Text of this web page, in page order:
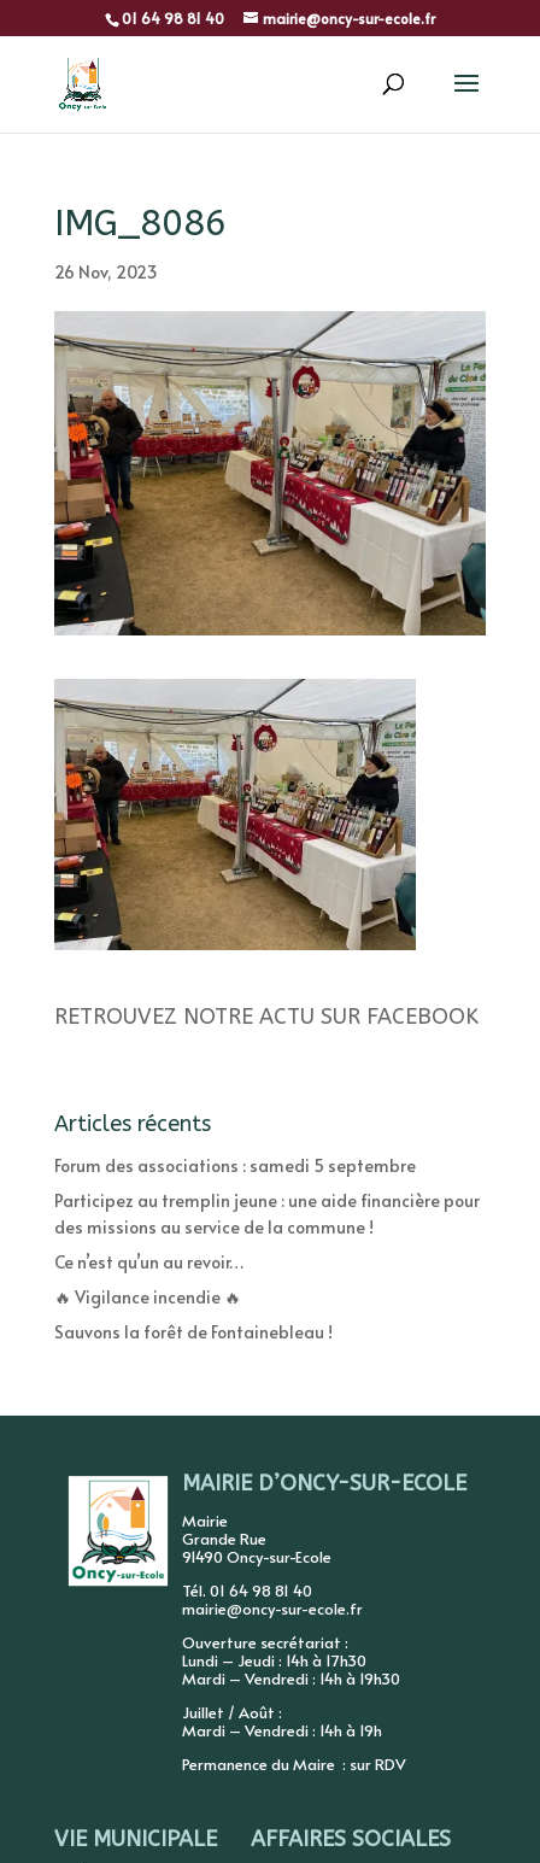
01 64 98 81 40 mairie@oncy-sur-ecole.fr
IMG_8086
26 Nov, 2023
RETROUVEZ NOTRE ACTU SUR FACEBOOK
Articles récents
Forum des associations : samedi 5 septembre
Participez au tremplin jeune : une aide financière pour
des missions au service de la commune !
Ce n’est qu’un au revoir…
🔥 Vigilance incendie 🔥
Sauvons la forêt de Fontainebleau !
MAIRIE D’ONCY-SUR-ECOLE
Mairie
Grande Rue
91490 Oncy-sur-Ecole
Tél. 01 64 98 81 40
mairie@oncy-sur-ecole.fr
Ouverture secrétariat :
Lundi – Jeudi : 14h à 17h30
Mardi – Vendredi : 14h à 19h30
Juillet / Août :
Mardi – Vendredi : 14h à 19h
Permanence du Maire : sur RDV
VIE MUNICIPALE AFFAIRES SOCIALES